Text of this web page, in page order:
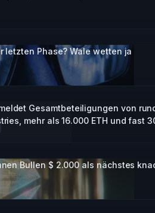
letzten Phase? Wale wetten ja
meldet Gesamtbeteiligungen von
mehr als 16.000 ETH und fast
Bullen $ 2.000 als nächstes